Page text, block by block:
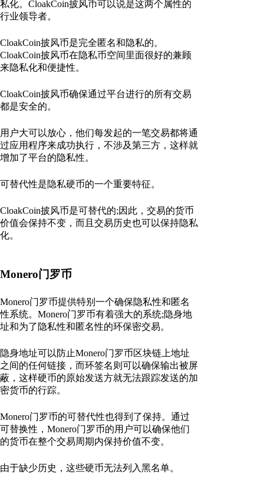
私化。CloakCoin披风币可以说是这两个属性的
行业领导者。
CloakCoin披风币是完全匿名和隐私的。
CloakCoin披风币在隐私币空间里面很好的兼顾
来隐私化和便捷性。
CloakCoin披风币确保通过平台进行的所有交易
都是安全的。
用户大可以放心，他们每发起的一笔交易都将通
过应用程序来成功执行，不涉及第三方，这样就
增加了平台的隐私性。
可替代性是隐私硬币的一个重要特征。
CloakCoin披风币是可替代的;因此，交易的货币
价值会保持不变，而且交易历史也可以保持隐私
化。
Monero门罗币
Monero门罗币提供特别一个确保隐私性和匿名
性系统。Monero门罗币有着强大的系统;隐身地
址和为了隐私性和匿名性的环保密交易。
隐身地址可以防止Monero门罗币区块链上地址
之间的任何链接，而环签名则可以确保输出被屏
蔽，这样硬币的原始发送方就无法跟踪发送的加
密货币的行踪。
Monero门罗币的可替代性也得到了保持。通过
可替换性，Monero门罗币的用户可以确保他们
的货币在整个交易周期内保持价值不变。
由于缺少历史，这些硬币无法列入黑名单。